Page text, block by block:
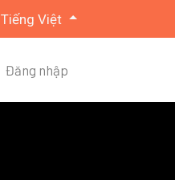
Tiếng Việt
Đăng nhập